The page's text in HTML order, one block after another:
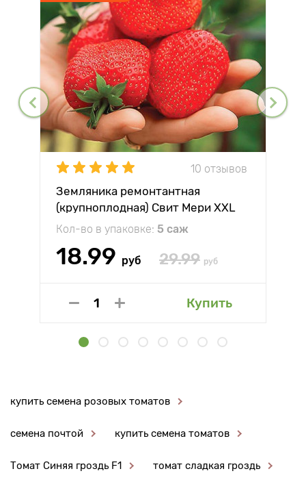
10 отзывов
Земляника ремонтантная
(крупноплодная) Свит Мери XXL
Кол-во в упаковке: 5 саж
18.99 руб 29.99 руб
Купить
купить семена розовых томатов
семена почтой купить семена томатов
Томат Синяя гроздь F1 томат сладкая гроздь